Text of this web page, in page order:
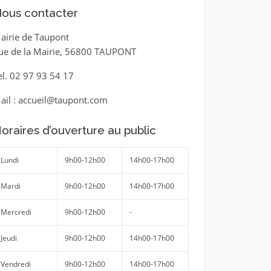
contacter
de Taupont
de la Mairie, 56800 TAUPONT
02 97 93 54 17
: accueil@taupont.com
d’ouverture au public
Lundi 9h00-12h00 14h00-17h00
Mardi 9h00-12h00 14h00-17h00
Mercredi 9h00-12h00 -
Jeudi 9h00-12h00 14h00-17h00
Vendredi 9h00-12h00 14h00-17h00